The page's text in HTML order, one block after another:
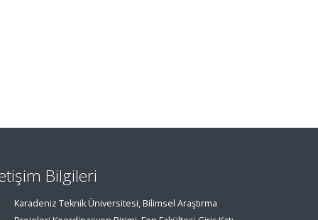
Bilgileri
Karadeniz Teknik Üniversitesi, Bilimsel Araştırma